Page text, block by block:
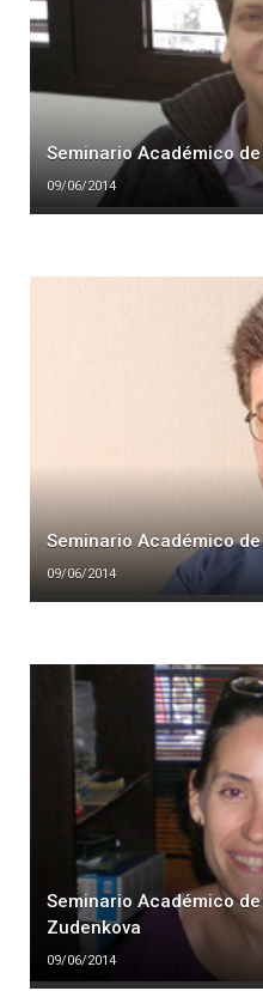
Seminario Académico
09/06/2014
Seminario Académico
09/06/2014
Seminario Académico
Zudenkova
09/06/2014